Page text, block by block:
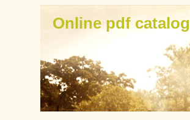
Online pdf catalog